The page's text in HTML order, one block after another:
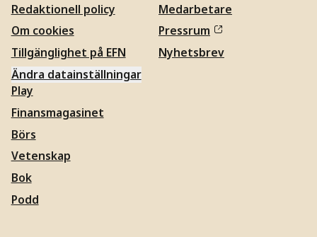
Redaktionell policy
Om cookies
Tillgänglighet på EFN
Ändra datainställningar
Medarbetare
Pressrum
Nyhetsbrev
Play
Finansmagasinet
Börs
Vetenskap
Bok
Podd